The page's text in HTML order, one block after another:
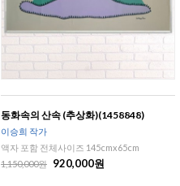
동화속의 산속 (추상화)(1458848)
이승희 작가
액자 포함 전체사이즈 145cmx65cm
1,150,000원
920,000원